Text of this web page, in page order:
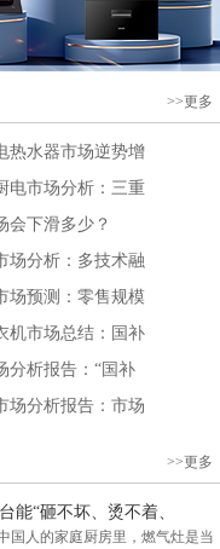
>>更多
热水器市场逆势增
电市场分析：三重
会下滑多少？
场分析：多技术融
场预测：零售规模
机市场总结：国补
分析报告：“国补
场分析报告：市场
>>更多
能“砸不坏、烫不着、
国人的家庭厨房里，燃气灶是当